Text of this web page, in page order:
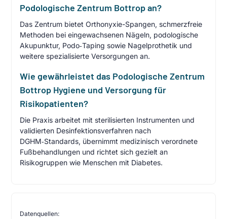
Podologische Zentrum Bottrop an?
Das Zentrum bietet Orthonyxie-Spangen, schmerzfreie
Methoden bei eingewachsenen Nägeln, podologische
Akupunktur, Podo‑Taping sowie Nagelprothetik und
weitere spezialisierte Versorgungen an.
Wie gewährleistet das Podologische Zentrum
Bottrop Hygiene und Versorgung für
Risikopatienten?
Die Praxis arbeitet mit sterilisierten Instrumenten und
validierten Desinfektionsverfahren nach
DGHM‑Standards, übernimmt medizinisch verordnete
Fußbehandlungen und richtet sich gezielt an
Risikogruppen wie Menschen mit Diabetes.
Datenquellen: